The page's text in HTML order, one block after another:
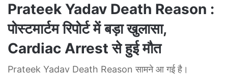
Prateek Yadav Death Reason :
पोस्टमार्टम रिपोर्ट में बड़ा खुलासा,
Cardiac Arrest से हुई मौत
Prateek Yadav Death Reason सामने आ गई है।